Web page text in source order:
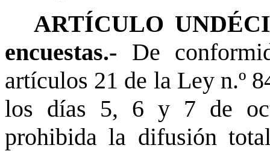
ARTÍCULO
encuestas.- De
artículos 21 de la Ley n.º
los días 5, 6 y 7 de
prohibida la difusión